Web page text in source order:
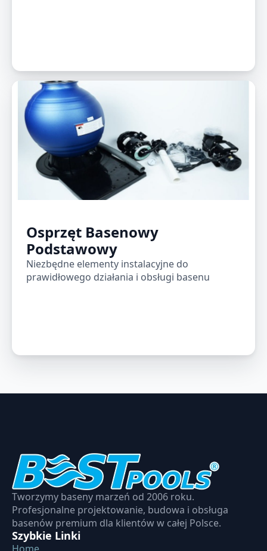
Osprzęt Basenowy
Podstawowy
Niezbędne elementy instalacyjne do
prawidłowego działania i obsługi basenu
Tworzymy baseny marzeń od 2006 roku.
Profesjonalne projektowanie, budowa i obsługa
basenów premium dla klientów w całej Polsce.
Szybkie Linki